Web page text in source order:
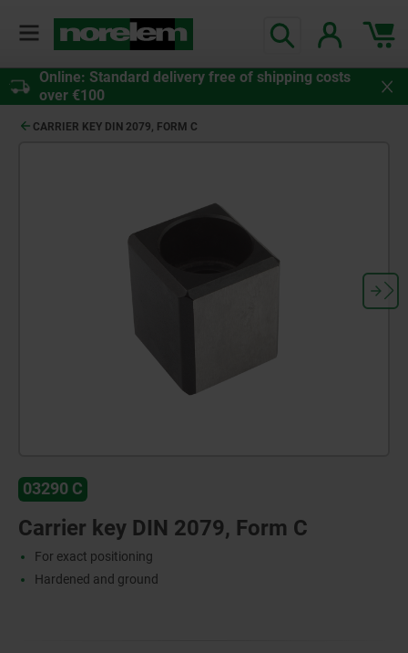
Online: Standard delivery free of shipping costs
over €100
CARRIER KEY DIN 2079, FORM C
03290 C
Carrier key DIN 2079, Form C
For exact positioning
Hardened and ground